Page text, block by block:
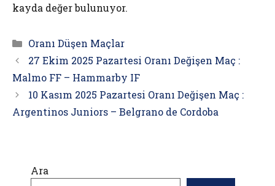
kayda değer bulunuyor.
Kategoriler
Oranı Düşen Maçlar
27 Ekim 2025 Pazartesi Oranı Değişen Maç :
Malmo FF – Hammarby IF
10 Kasım 2025 Pazartesi Oranı Değişen Maç :
Argentinos Juniors – Belgrano de Cordoba
Ara